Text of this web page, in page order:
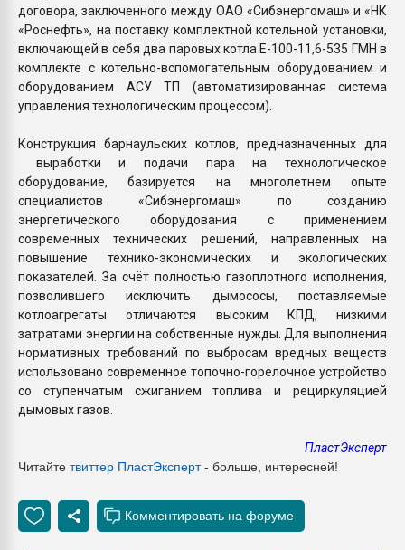
договора, заключенного между ОАО «Сибэнергомаш» и «НК
«Роснефть», на поставку комплектной котельной установки,
включающей в себя два паровых котла Е-100-11,6-535 ГМН в
комплекте с котельно-вспомогательным оборудованием и
оборудованием АСУ ТП (автоматизированная система
управления технологическим процессом).
Конструкция барнаульских котлов, предназначенных для
выработки и подачи пара на технологическое
оборудование, базируется на многолетнем опыте
специалистов «Сибэнергомаш» по созданию
энергетического оборудования с применением
современных технических решений, направленных на
повышение технико-экономических и экологических
показателей. За счёт полностью газоплотного исполнения,
позволившего исключить дымососы, поставляемые
котлоагрегаты отличаются высоким КПД, низкими
затратами энергии на собственные нужды. Для выполнения
нормативных требований по выбросам вредных веществ
использовано современное топочно-горелочное устройство
со ступенчатым сжиганием топлива и рециркуляцией
дымовых газов.
ПластЭксперт
Читайте твиттер ПластЭксперт- больше, интересней!